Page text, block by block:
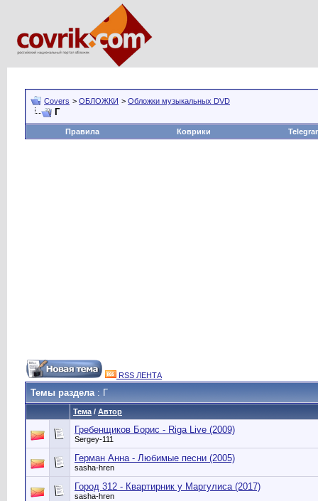
Covers > ОБЛОЖКИ > Обложки музыкальных DVD
Г
Правила Коврики
RSS ЛЕНТА
Темы раздела: Г
Тема / Автор
Гребенщиков Борис - Riga Live (2009)
Sergey-111
Герман Анна - Любимые песни (2005)
sasha-hren
Город 312 - Квартирник у Маргулиса (2017)
sasha-hren